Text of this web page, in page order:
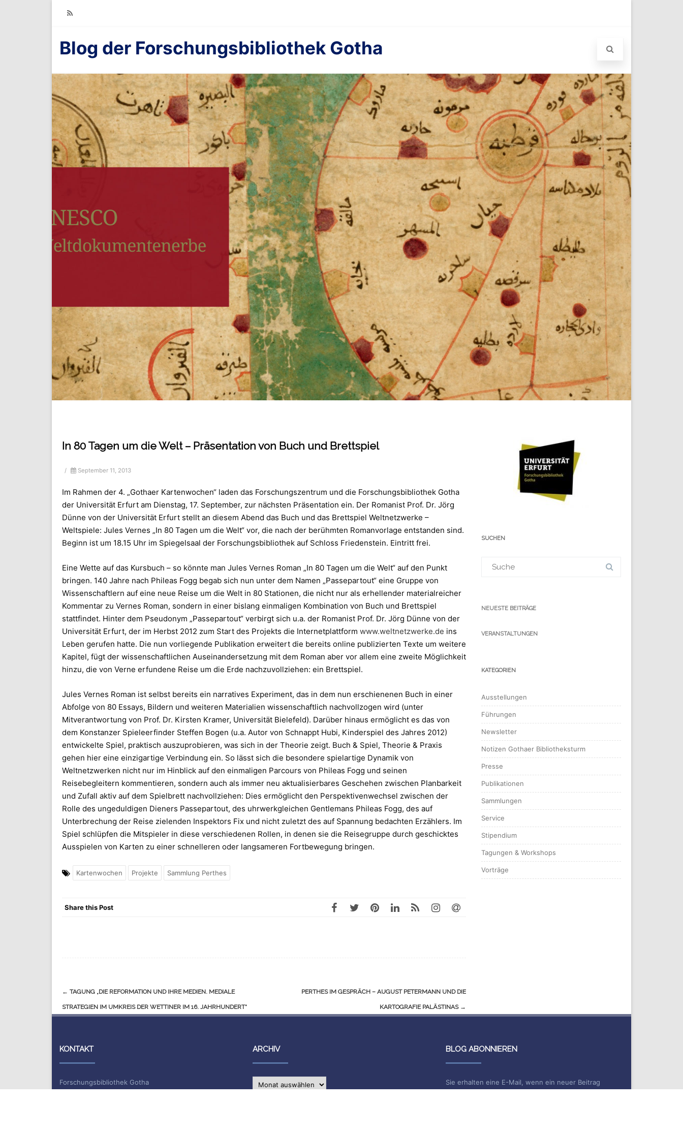
RSS
Blog der Forschungsbibliothek Gotha
In 80 Tagen um die Welt – Präsentation von Buch und Brettspiel
/ September 11, 2013
Im Rahmen der 4. „Gothaer Kartenwochen“ laden das Forschungszentrum und die Forschungsbibliothek Gotha
der Universität Erfurt am Dienstag, 17. September, zur nächsten Präsentation ein. Der Romanist Prof. Dr. Jörg
Dünne von der Universität Erfurt stellt an diesem Abend das Buch und das Brettspiel Weltnetzwerke –
Weltspiele: Jules Vernes „In 80 Tagen um die Welt“ vor, die nach der berühmten Romanvorlage entstanden sind.
Beginn ist um 18.15 Uhr im Spiegelsaal der Forschungsbibliothek auf Schloss Friedenstein. Eintritt frei.
Eine Wette auf das Kursbuch – so könnte man Jules Vernes Roman „In 80 Tagen um die Welt“ auf den Punkt
bringen. 140 Jahre nach Phileas Fogg begab sich nun unter dem Namen „Passepartout“ eine Gruppe von
Wissenschaftlern auf eine neue Reise um die Welt in 80 Stationen, die nicht nur als erhellender materialreicher
Kommentar zu Vernes Roman, sondern in einer bislang einmaligen Kombination von Buch und Brettspiel
stattfindet. Hinter dem Pseudonym „Passepartout“ verbirgt sich u.a. der Romanist Prof. Dr. Jörg Dünne von der
Universität Erfurt, der im Herbst 2012 zum Start des Projekts die Internetplattform www.weltnetzwerke.de ins
Leben gerufen hatte. Die nun vorliegende Publikation erweitert die bereits online publizierten Texte um weitere
Kapitel, fügt der wissenschaftlichen Auseinandersetzung mit dem Roman aber vor allem eine zweite Möglichkeit
hinzu, die von Verne erfundene Reise um die Erde nachzuvollziehen: ein Brettspiel.
Jules Vernes Roman ist selbst bereits ein narratives Experiment, das in dem nun erschienenen Buch in einer
Abfolge von 80 Essays, Bildern und weiteren Materialien wissenschaftlich nachvollzogen wird (unter
Mitverantwortung von Prof. Dr. Kirsten Kramer, Universität Bielefeld). Darüber hinaus ermöglicht es das von
dem Konstanzer Spieleerfinder Steffen Bogen (u.a. Autor von Schnappt Hubi, Kinderspiel des Jahres 2012)
entwickelte Spiel, praktisch auszuprobieren, was sich in der Theorie zeigt. Buch & Spiel, Theorie & Praxis
gehen hier eine einzigartige Verbindung ein. So lässt sich die besondere spielartige Dynamik von
Weltnetzwerken nicht nur im Hinblick auf den einmaligen Parcours von Phileas Fogg und seinen
Reisebegleitern kommentieren, sondern auch als immer neu aktualisierbares Geschehen zwischen Planbarkeit
und Zufall aktiv auf dem Spielbrett nachvollziehen: Dies ermöglicht den Perspektivenwechsel zwischen der
Rolle des ungeduldigen Dieners Passepartout, des uhrwerkgleichen Gentlemans Phileas Fogg, des auf
Unterbrechung der Reise zielenden Inspektors Fix und nicht zuletzt des auf Spannung bedachten Erzählers. Im
Spiel schlüpfen die Mitspieler in diese verschiedenen Rollen, in denen sie die Reisegruppe durch geschicktes
Ausspielen von Karten zu einer schnelleren oder langsameren Fortbewegung bringen.
Kartenwochen Projekte Sammlung Perthes
Share this Post
Navigation
(Beiträge)
← TAGUNG „DIE REFORMATION UND IHRE MEDIEN. MEDIALE
STRATEGIEN IM UMKREIS DER WETTINER IM 16. JAHRHUNDERT“
PERTHES IM GESPRÄCH – AUGUST PETERMANN UND DIE
KARTOGRAFIE PALÄSTINAS →
SUCHEN
für:
NEUESTE BEITRÄGE
VERANSTALTUNGEN
KATEGORIEN
Ausstellungen
Führungen
Newsletter
Notizen Gothaer Bibliotheksturm
Presse
Publikationen
Sammlungen
Service
Stipendium
Tagungen & Workshops
Vorträge
KONTAKT
Forschungsbibliothek Gotha
ARCHIV
Archiv
BLOG ABONNIEREN
Sie erhalten eine E-Mail, wenn ein neuer Beitrag